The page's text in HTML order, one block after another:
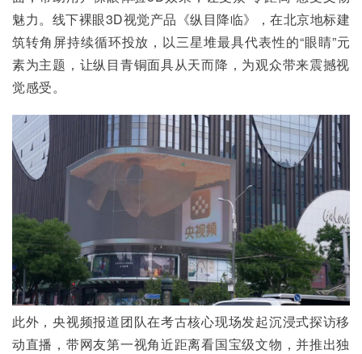
魅力。线下裸眼3D视觉产品《纵目降临》，在北京地标建
筑转角屏持续循环投放，以三星堆最具代表性的“眼睛”元
素为主题，让纵目青铜面具从天而降，为观众带来震撼视
觉感受。
此外，央视频报道团队在考古核心现场发起沉浸式探访移
动直播，带网友第一视角近距离看国宝级文物，并推出独